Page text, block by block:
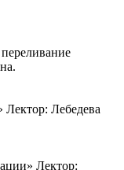
Лектор: Лебедева
Лектор: